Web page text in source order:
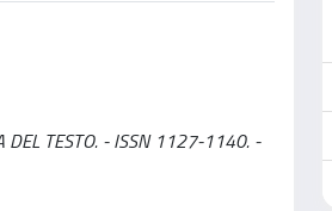
DEL TESTO. - ISSN 1127-1140. -